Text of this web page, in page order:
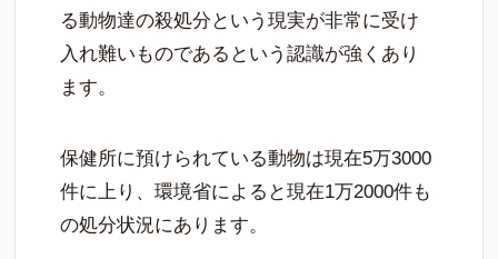
る動物達の殺処分という現実が非常に受け
入れ難いものであるという認識が強くあり
ます。
保健所に預けられている動物は現在5万3000
件に上り、環境省によると現在1万2000件も
の処分状況にあります。